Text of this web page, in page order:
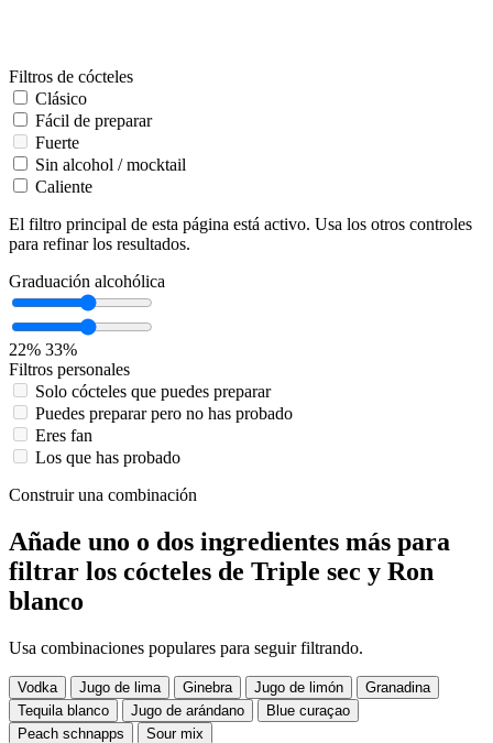
Filtros de cócteles
Clásico
Fácil de preparar
Fuerte
Sin alcohol / mocktail
Caliente
El filtro principal de esta página está activo. Usa los otros controles
para refinar los resultados.
Graduación alcohólica
22% 33%
Filtros personales
Solo cócteles que puedes preparar
Puedes preparar pero no has probado
Eres fan
Los que has probado
Construir una combinación
Añade uno o dos ingredientes más para
filtrar los cócteles de Triple sec y Ron
blanco
Usa combinaciones populares para seguir filtrando.
Vodka Jugo de lima Ginebra Jugo de limón
Granadina
Tequila blanco
Jugo de arándano
Blue curaçao
Peach schnapps
Sour mix